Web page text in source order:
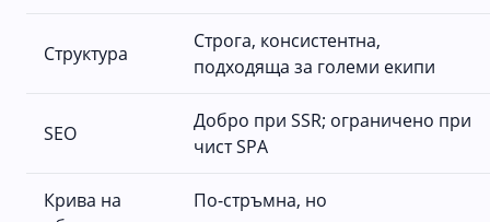
Структура
Строга, консистентна,
подходяща за големи екипи
SEO
Добро при SSR; ограничено при
чист SPA
Крива на
По-стръмна, но